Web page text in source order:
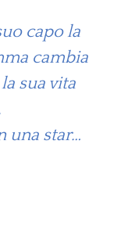
capo la
cambia
sua vita
una star…